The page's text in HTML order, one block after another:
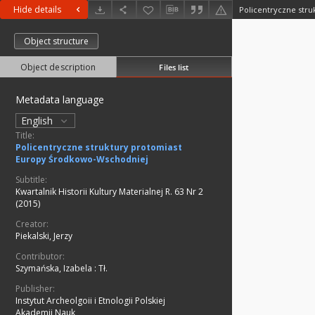
Hide details
Object structure
Object description Files list
Metadata language
English
Title:
Policentryczne struktury protomiast
Europy Środkowo-Wschodniej
Subtitle:
Kwartalnik Historii Kultury Materialnej R. 63 Nr 2
(2015)
Creator:
Piekalski, Jerzy
Contributor:
Szymańska, Izabela : Tł.
Publisher:
Instytut Archeolgoii i Etnologii Polskiej